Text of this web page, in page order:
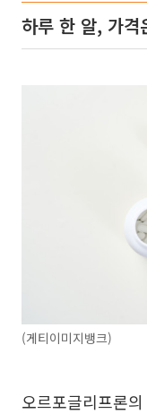
하루 한 알, 가
(게티이미지뱅크)
오르포글리프론